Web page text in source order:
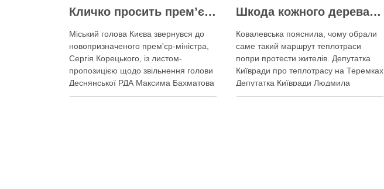
Кличко просить прем’єра Корецького внести президентові подання на звільнення володаря Троєщини Бахматова
Міський голова Києва звернувся до
новопризначеного прем'єр-міністра,
Сергія Корецького, із листом-
пропозицією щодо звільнення голови
Деснянської РДА Максима Бахматова
Кличко написав листа прем'єрові
Шкода кожного дерева на Теремках, але тепло мають подати в 400 будинків – депутатка Київради
Ковалевська пояснила, чому обрали
саме такий маршрут теплотраси
попри протести жителів. Депутатка
Київради про теплотрасу на Теремках
Депутатка Київради Людмила
Ковалевська 6 серпня